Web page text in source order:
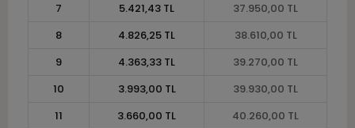
7
5.421,43 TL
37.950,00 TL
8
4.826,25 TL
38.610,00 TL
9
4.363,33 TL
39.270,00 TL
10
3.993,00 TL
39.930,00 TL
11
3.660,00 TL
40.260,00 TL